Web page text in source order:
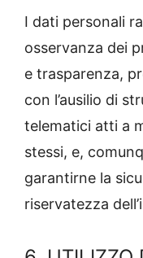
I dati personali
osservanza dei
e trasparenza,
con l’ausilio di
telematici atti a
stessi, e,
garantirne la
riservatezza